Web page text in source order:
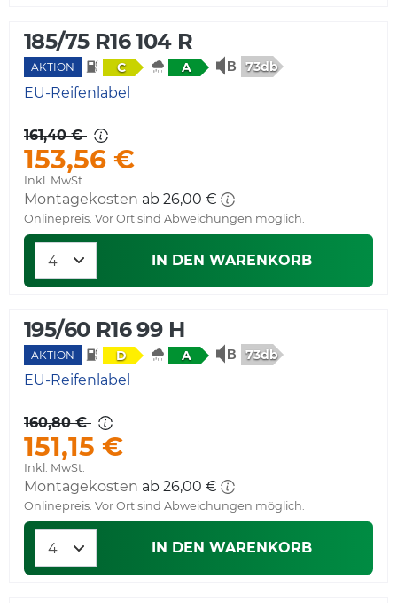
185/75 R16 104 R
AKTION C A 73db
EU-Reifenlabel
161,40 €
153,56 €
Inkl. MwSt.
Montagekosten ab 26,00 €
Onlinepreis. Vor Ort sind Abweichungen möglich.
IN DEN WARENKORB
195/60 R16 99 H
AKTION D A 73db
EU-Reifenlabel
160,80 €
151,15 €
Inkl. MwSt.
Montagekosten ab 26,00 €
Onlinepreis. Vor Ort sind Abweichungen möglich.
IN DEN WARENKORB